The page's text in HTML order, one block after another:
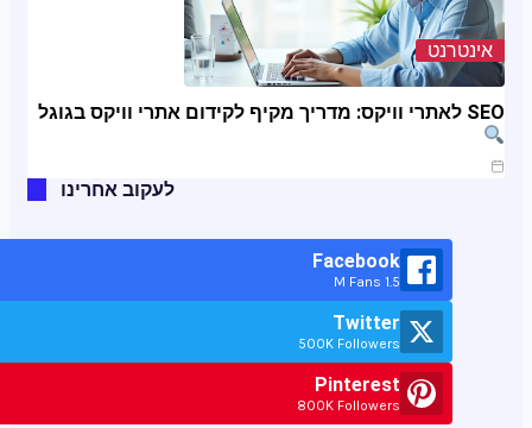
אינטרנט
SEO לאתרי וויקס: מדריך מקיף לקידום אתרי וויקס בגוגל
ינו 11, 2025
לעקוב אחרינו
Facebook
1.5 M Fans
Twitter
500K Followers
Pinterest
800K Followers